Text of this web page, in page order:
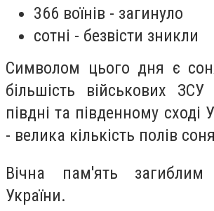
366 воїнів - загинуло
сотні - безвісти зникли
Символом цього дня є
більшість військових
півдні та південному сході
- велика кількість полів
Вічна пам'ять загиблим
України.